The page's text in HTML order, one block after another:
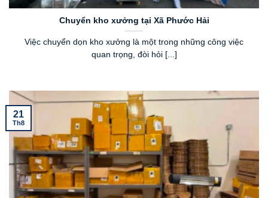
Chuyển kho xưởng tại Xã Phước Hải
Việc chuyển dọn kho xưởng là một trong những công việc
quan trọng, đòi hỏi [...]
21
Th8